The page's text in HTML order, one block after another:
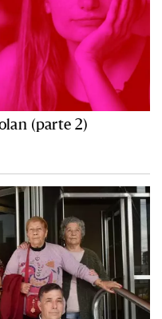
(parte 2)